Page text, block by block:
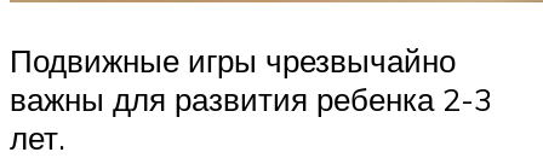
Подвижные игры чрезвычайно
важны для развития ребенка 2-3
лет.